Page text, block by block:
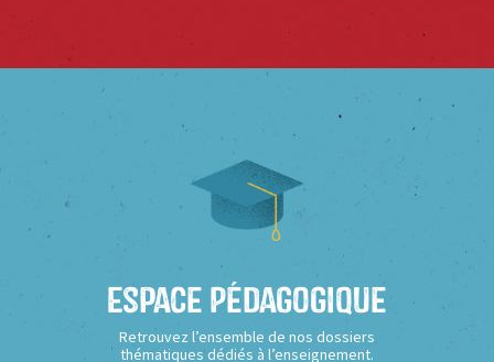
Espace Pédagogique
Retrouvez l’ensemble de nos dossiers
thématiques dédiés à l’enseignement.